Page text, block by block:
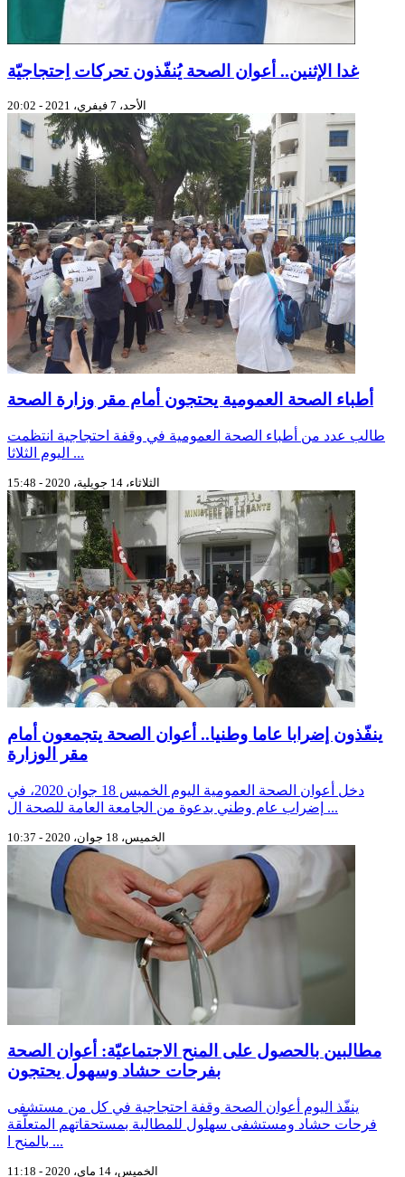
غدا الإثنين.. أعوان الصحة يُنفّذون تحركات اِحتجاجيّة
الأحد، 7 فيفري، 2021 - 20:02
أطباء الصحة العمومية يحتجون أمام مقر وزارة الصحة
طالب عدد من أطباء الصحة العمومية في وقفة احتجاجية انتظمت
اليوم الثلاثا ...
الثلاثاء، 14 جويلية، 2020 - 15:48
ينفّذون إضرابا عاما وطنيا.. أعوان الصحة يتجمعون أمام
مقر الوزارة
دخل أعوان الصحة العمومية اليوم الخميس 18 جوان 2020، في
إضراب عام وطني بدعوة من الجامعة العامة للصحة ال ...
الخميس، 18 جوان، 2020 - 10:37
مطالبين بالحصول على المنح الاجتماعيّة: أعوان الصحة
بفرحات حشاد وسهول يحتجون
ينفّذ اليوم أعوان الصحة وقفة احتجاجية في كل من مستشفى
فرحات حشاد ومستشفى سهلول للمطالبة بمستحقاتهم المتعلّقة
بالمنح ا ...
الخميس، 14 ماي، 2020 - 11:18